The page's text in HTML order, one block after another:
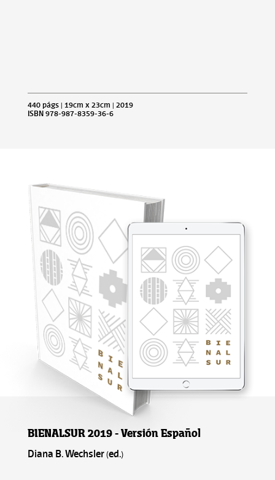
440 págs | 19cm x 23cm | 2019
ISBN 978-987-8359-36-6
BIENALSUR 2019 - Versión Español
Diana B. Wechsler (ed.)